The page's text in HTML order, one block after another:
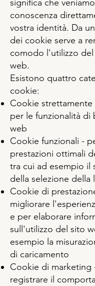
significa che
conoscenza
vostra identità. Da
dei cookie serve a
comodo l'utilizzo
web.
Esistono quattro
cookie:
Cookie strettamente
per le funzionalità di
web
Cookie funzionali -
prestazioni ottimali
tra cui ad esempio il
della selezione della
Cookie di
migliorare
e per elaborare
sull'utilizzo del sito
esempio la
di caricamento
Cookie di marketing
registrare il